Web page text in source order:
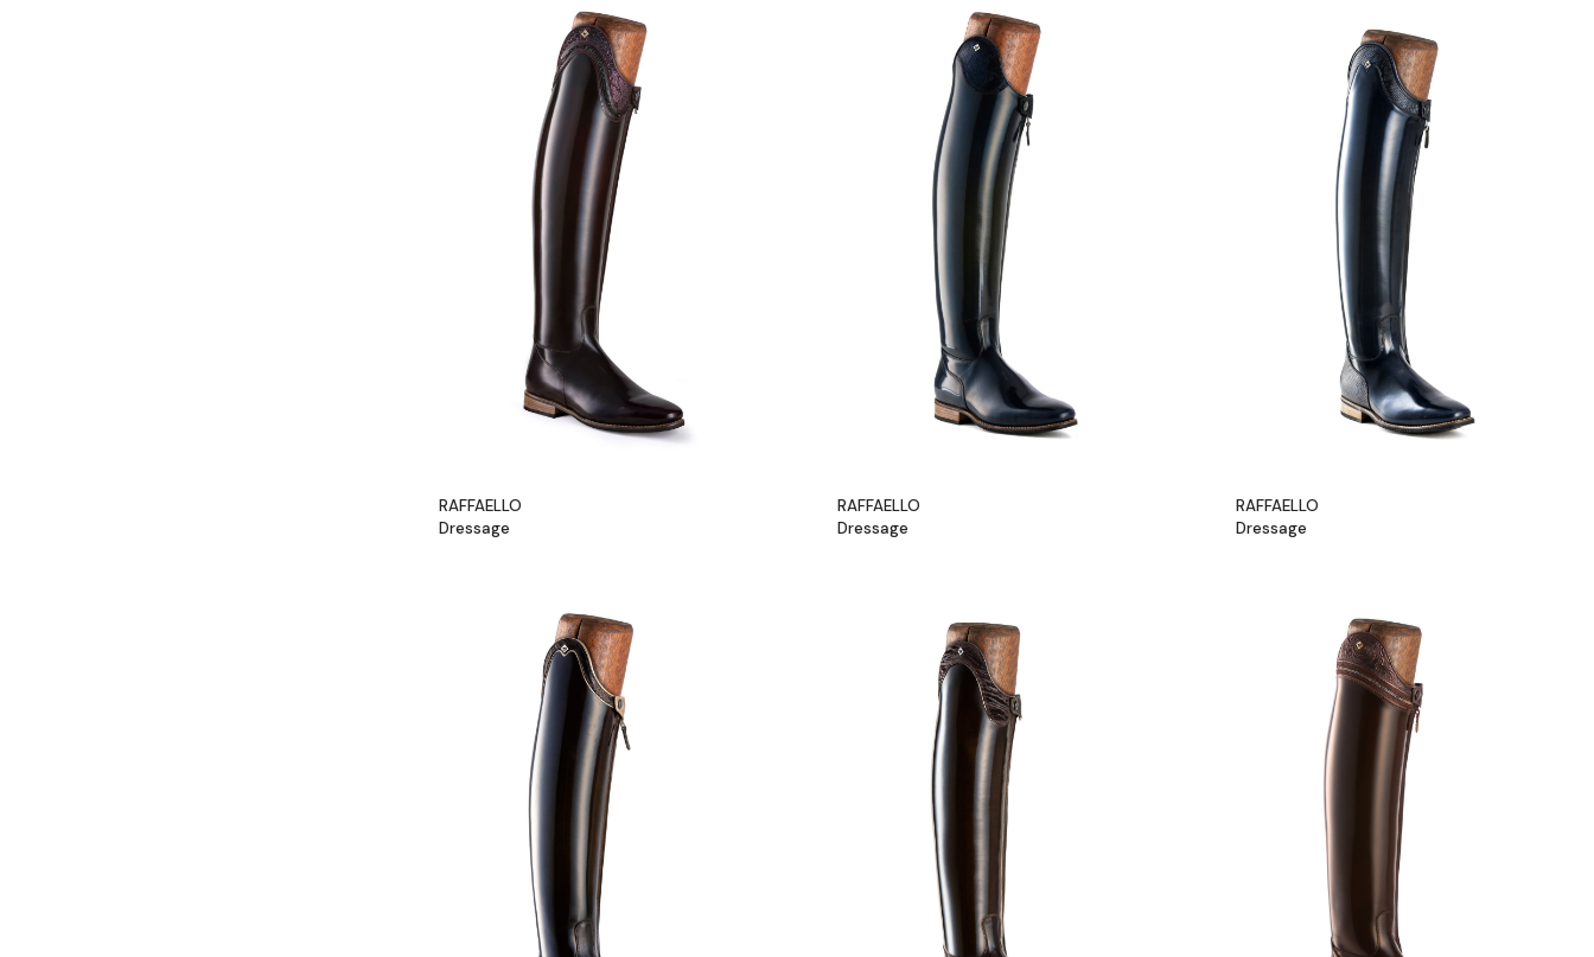
RAFFAELLO
Dressage
RAFFAELLO
Dressage
RAFFAELLO
Dressage